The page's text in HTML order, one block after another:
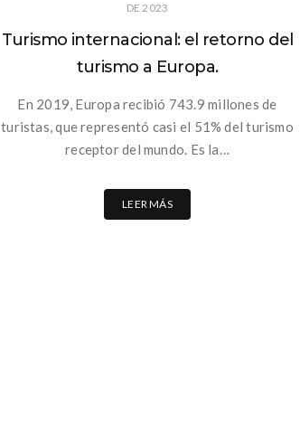
DE 2023
Turismo internacional: el retorno del
turismo a Europa.
En 2019, Europa recibió 743.9 millones de
turistas, que representó casi el 51% del turismo
receptor del mundo. Es la…
LEER MÁS